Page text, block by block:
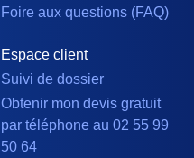
Foire aux questions (FAQ)
Espace client
Suivi de dossier
Obtenir mon devis gratuit
par téléphone au 02 55 99
50 64